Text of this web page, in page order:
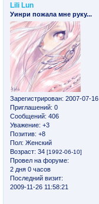
Lili Lun
Уинри пожала мне руку...
Зарегистрирован: 2007-07-16
Приглашений: 0
Сообщений: 406
Уважение: +3
Позитив: +8
Пол: Женский
Возраст: 34 [1992-06-10]
Провел на форуме:
2 дня 0 часов
Последний визит:
2009-11-26 11:58:21